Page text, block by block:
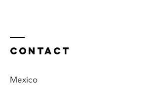
Contact
Mexico